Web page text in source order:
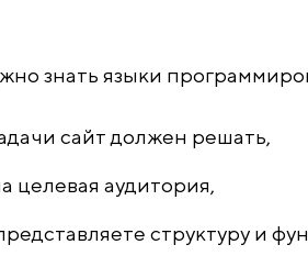
знать языки
сайт должен решать,
целевая аудитория,
структуру и